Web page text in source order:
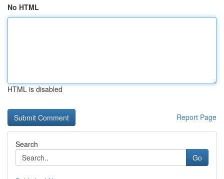
No HTML
HTML is disabled
Report Page
Search
Go